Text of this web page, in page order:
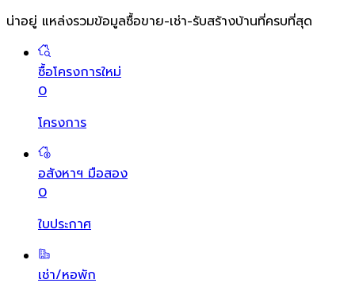
น่าอยู่ แหล่งรวมข้อมูลซื้อขาย-เช่า-รับสร้างบ้านที่ครบที่สุด
ซื้อโครงการใหม่
0
โครงการ
อสังหาฯ มือสอง
0
ใบประกาศ
เช่า/หอพัก